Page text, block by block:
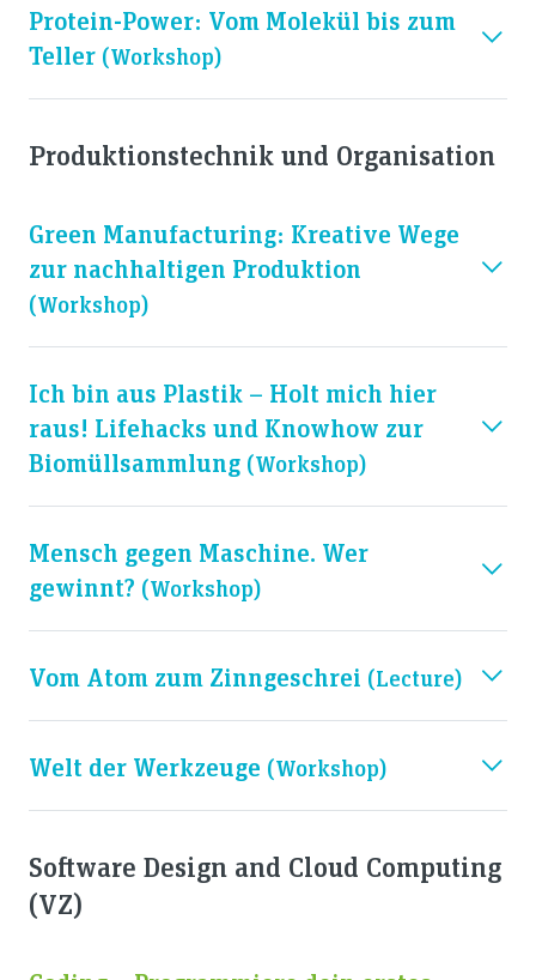
Protein-Power: Vom Molekül bis zum
Teller (workshop)
Produktionstechnik und Organisation
Green Manufacturing: Kreative Wege
zur nachhaltigen Produktion
(workshop)
Ich bin aus Plastik – Holt mich hier
raus! Lifehacks und Knowhow zur
Biomüllsammlung (workshop)
Mensch gegen Maschine. Wer
gewinnt? (workshop)
Vom Atom zum Zinngeschrei (lecture)
Welt der Werkzeuge (workshop)
Software Design and Cloud Computing
(VZ)